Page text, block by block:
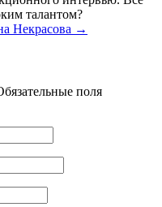
талантом?
Некрасова →
поля